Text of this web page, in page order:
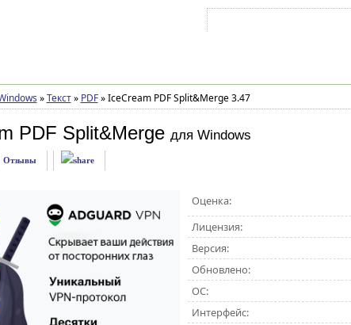
» Текст » PDF »IceCream PDF Split&Merge 3.47
PDF Split&Merge для Windows
Отзывы
Оценка:
Лицензия:
Версия:
Обновлено:
ОС:
Интерфейс: